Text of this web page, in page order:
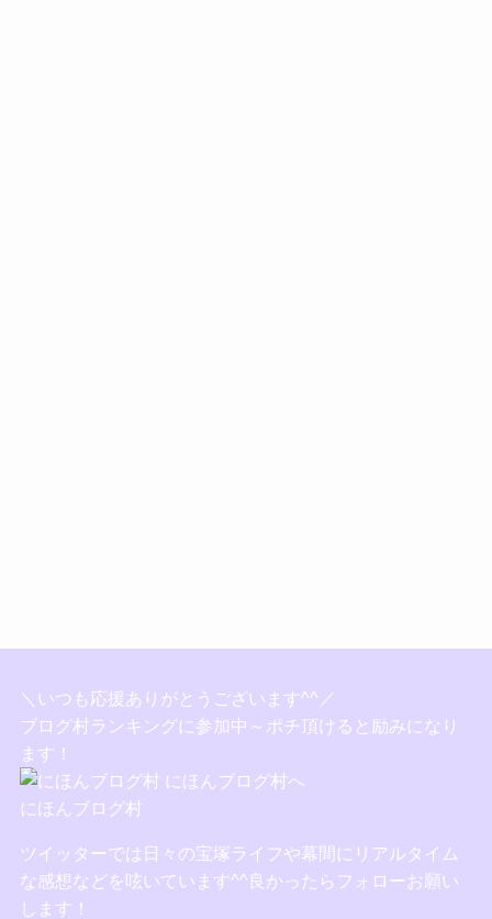
＼いつも応援ありがとうございます^^／
ブログ村ランキングに参加中～ポチ頂けると励みになり
ます！
にほんブログ村
ツイッターでは日々の宝塚ライフや幕間にリアルタイム
な感想などを呟いています^^良かったらフォローお願い
します！